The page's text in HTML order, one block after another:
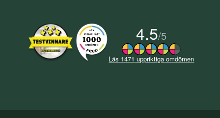
4.5/5
Läs 1471 uppriktiga omdömen